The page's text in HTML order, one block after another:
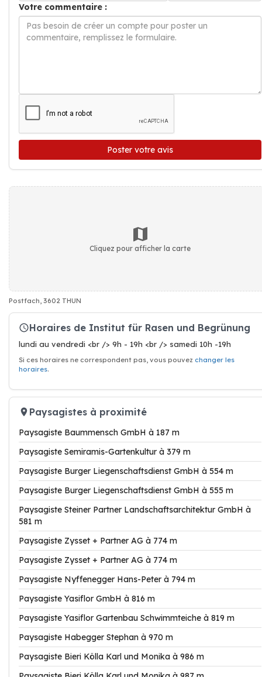
Votre commentaire :
Poster votre avis
Cliquez pour afficher la carte
Postfach, 3602 THUN
Horaires de Institut für Rasen und Begrünung
lundi au vendredi <br /> 9h - 19h <br /> samedi 10h -19h
Si ces horaires ne correspondent pas, vous pouvez changer les
horaires.
Paysagistes à proximité
Paysagiste Baummensch GmbH à 187 m
Paysagiste Semiramis-Gartenkultur à 379 m
Paysagiste Burger Liegenschaftsdienst GmbH à 554 m
Paysagiste Burger Liegenschaftsdienst GmbH à 555 m
Paysagiste Steiner Partner Landschaftsarchitektur GmbH à
581 m
Paysagiste Zysset + Partner AG à 774 m
Paysagiste Zysset + Partner AG à 774 m
Paysagiste Nyffenegger Hans-Peter à 794 m
Paysagiste Yasiflor GmbH à 816 m
Paysagiste Yasiflor Gartenbau Schwimmteiche à 819 m
Paysagiste Habegger Stephan à 970 m
Paysagiste Bieri Kölla Karl und Monika à 986 m